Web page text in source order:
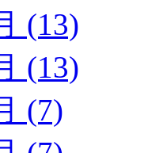
(13)
(13)
(7)